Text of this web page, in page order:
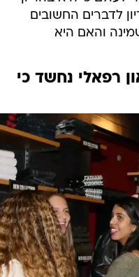
לדברים החשובים
והאם היא
רפאלי נחשד כי